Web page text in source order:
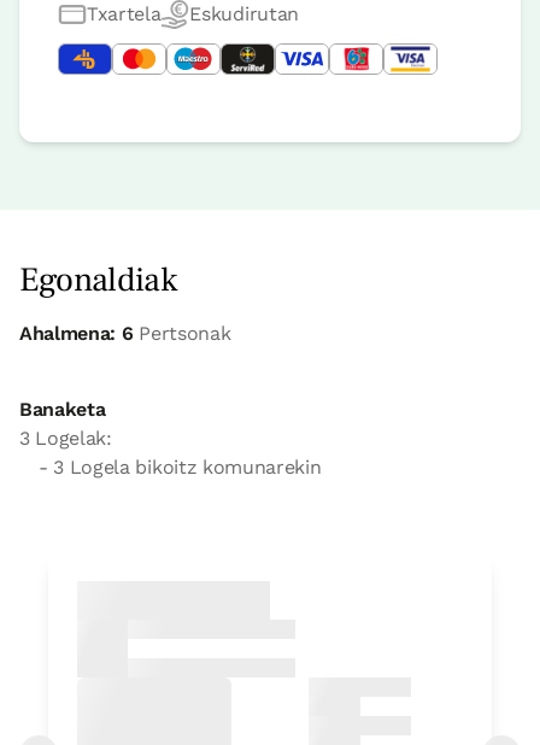
Txartela
Eskudirutan
Egonaldiak
Ahalmena: 6 Pertsonak
Banaketa
3 Logelak:
- 3 Logela bikoitz komunarekin